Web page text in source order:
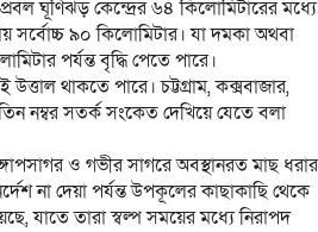
ঘূর্ণিঝড় কেন্দ্রের ৬৪ কিলোমিটারের মধ্যে
সর্বোচ্চ ৯০ কিলোমিটার। যা দমকা অথবা
পর্যন্ত বৃদ্ধি পেতে পারে।
থাকতে পারে। চট্টগ্রাম, কক্সবাজার,
নম্বর সতর্ক সংকেত দেখিয়ে যেতে বলা
ও গভীর সাগরে অবস্থানরত মাছ ধরার
না দেয়া পর্যন্ত উপকূলের কাছাকাছি থেকে
যাতে তারা স্বল্প সময়ের মধ্যে নিরাপদ